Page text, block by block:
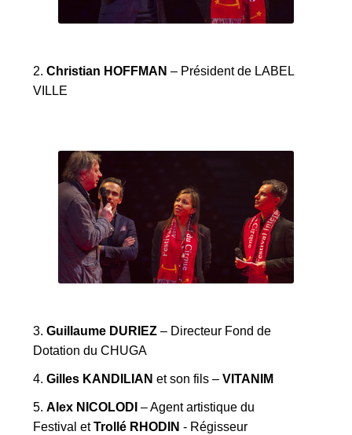
2. Christian HOFFMAN – Président de LABEL
VILLE
3. Guillaume DURIEZ – Directeur Fond de
Dotation du CHUGA
4. Gilles KANDILIAN et son fils – VITANIM
5. Alex NICOLODI – Agent artistique du
Festival etTrollé RHODIN - Régisseur